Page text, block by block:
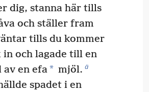
dig, stanna här tills
och ställer fram
tills du kommer
in och lagade till en
en efa* mjöl. ä
spadet i en